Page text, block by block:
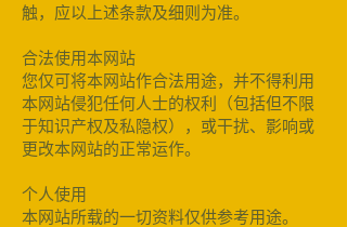
触，应以上述条款及细则为准。
合法使用本网站
您仅可将本网站作合法用途，并不得利用
本网站侵犯任何人士的权利（包括但不限
于知识产权及私隐权），或干扰、影响或
更改本网站的正常运作。
个人使用
本网站所载的一切资料仅供参考用途。